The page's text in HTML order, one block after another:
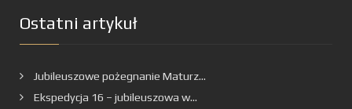
Ostatni artykuł
Jubileuszowe pożegnanie Maturz...
Ekspedycja 16 – jubileuszowa w...